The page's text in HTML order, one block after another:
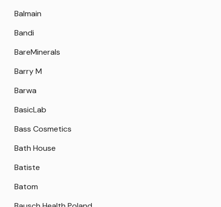
Balmain
Bandi
BareMinerals
Barry M
Barwa
BasicLab
Bass Cosmetics
Bath House
Batiste
Batom